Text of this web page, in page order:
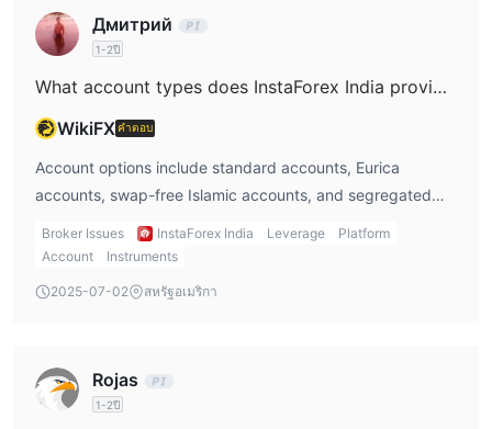
ประมาณ 24 ชั่วโมง (ในบางกรณีอาจใช้เวลานานกว่านี้) ยอดถอนขั้น
ต่ำคือ 50 ดอลลาร์ และยอดถอนสูงสุดคือ 200,000 ดอลลาร์ต่อวัน
การคัดลอกการเทรด
ระบบ ForexCopy ของแพลตฟอร์มสนับสนุนฟังก์ชันการคัดลอกการ
เทรด นักเทรดสามารถเลือกนักเทรดที่มีประสบการณ์ตามเกณฑ์
มากกว่า 20 รายการและคัดลอกการเทรดของพวกเขาโดยอัตโนมัติ ซึ่ง
โบนัส
InstaForex India ให้โบนัสการฝากเงินตั้งแต่ 30% ถึง 100% ตัวอย่าง
และใช้กับบัญชีที่กำหนด โบนัส 100% สำหรับการฝากเงินครั้งแรก
สูงสุด 2,000 ดอลลาร์ โบนัสไม่สามารถถอนได้ แต่กำไรสามารถถอน
Дмитрий
1-2ปี
What account types does InstaForex India provide?
WikiFXคำตอบ
Account options include standard accounts, Eurica
accounts, swap-free Islamic accounts, and segregated
accounts. Each type varies in terms of trading conditions
and applicable fees.
Broker Issues InstaForex India Leverage
Platform
Account
Instruments
2025-07-02 สหรัฐอเมริกา
Rojas
1-2ปี